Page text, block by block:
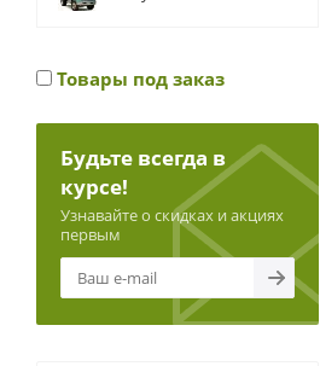
Товары под заказ
Будьте всегда в
курсе!
Узнавайте о скидках и акциях
первым